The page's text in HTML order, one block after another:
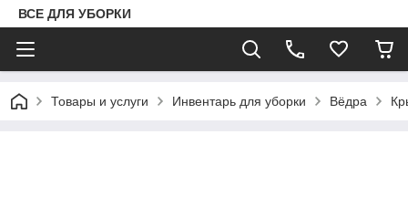
ВСЕ ДЛЯ УБОРКИ
Товары и услуги Инвентарь для уборки Вёдра